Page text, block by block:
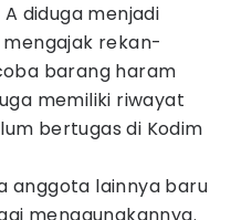
diduga menjadi
rekan-
barang haram
memiliki riwayat
bertugas di Kodim
anggota lainnya baru